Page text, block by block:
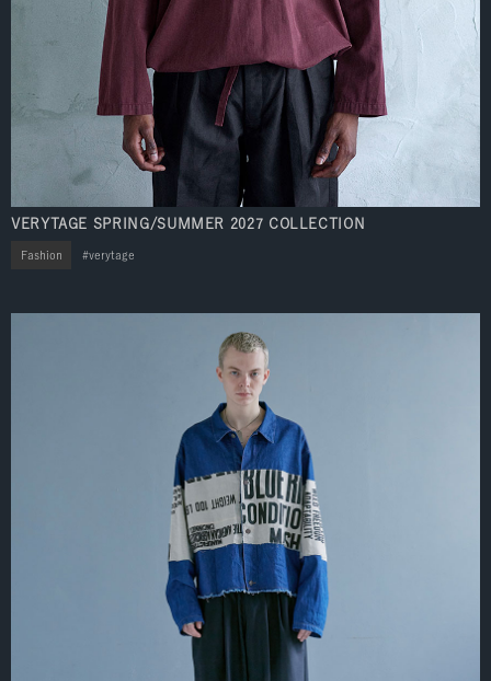
VERYTAGE SPRING/SUMMER 2027 COLLECTION
Fashion verytage